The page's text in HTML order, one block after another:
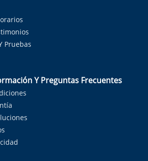
Pruebas
Y Preguntas Frecuentes